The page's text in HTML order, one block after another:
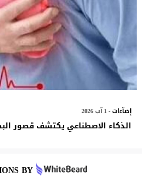
إضآءات- 1 آب 2026
الذكاء الاصطناعي يكتشف قصور
BY